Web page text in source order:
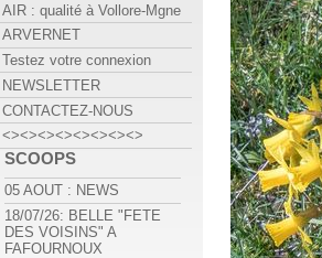
AIR : qualité à Vollore-Mgne
ARVERNET
Testez votre connexion
NEWSLETTER
CONTACTEZ-NOUS
<><><><><><><><>
SCOOPS
05 AOUT : NEWS
18/07/26: BELLE "FETE
DES VOISINS" A
FAFOURNOUX